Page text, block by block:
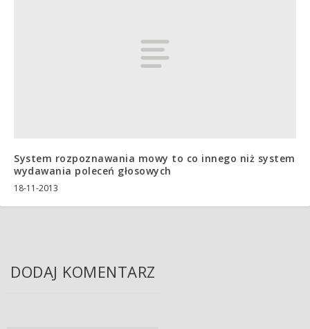
System rozpoznawania mowy to co innego niż system
wydawania poleceń głosowych
18-11-2013
DODAJ KOMENTARZ